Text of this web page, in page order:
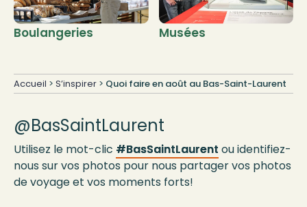
Boulangeries Musées
Accueil > S’inspirer > Quoi faire en août au Bas-Saint-Laurent
@BasSaintLaurent
Utilisez le mot-clic #BasSaintLaurent ou identifiez-
nous sur vos photos pour nous partager vos photos
de voyage et vos moments forts!